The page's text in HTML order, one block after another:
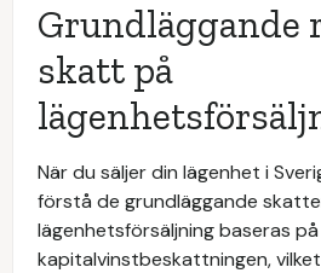
Grundläggande
skatt på
När du säljer din lägenhet i
förstå de grundläggande
lägenhetsförsäljning baseras
kapitalvinstbeskattningen,